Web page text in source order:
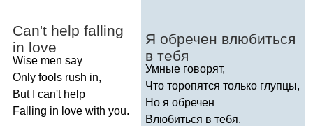
Can't help falling
in love
Wise men say
Only fools rush in,
But
can't help
Falling in love with you.
Я обречен влюбиться
в тебя
Умные говорят,
Что торопятся только глупцы,
Но я обречен
Влюбиться в тебя.